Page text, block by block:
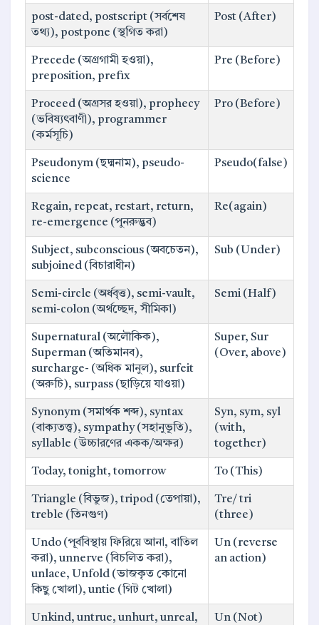
Post (After)
post-dated, postscript (সর্বশেষ
তথ্য), postpone (স্থগিত করা)
Pre (Before)
Precede (অগ্রগামী হওয়া),
preposition, prefix
Pro (Before)
Proceed (অগ্রসর হওয়া), prophecy
(ভবিষ্যৎবাণী), programmer
(কর্মসূচি)
Pseudo(false)
Pseudonym (ছদ্মনাম), pseudo-
science
Re(again)
Regain, repeat, restart, return,
re-emergence (পুনরুদ্ভব)
Sub (Under)
Subject, subconscious (অবচেতন),
subjoined (বিচারাধীন)
Semi (Half)
Semi-circle (অর্ধবৃত্ত), semi-vault,
semi-colon (অর্থচ্ছেদ, সীমিকা)
Super, Sur
(Over, above)
Supernatural (অলৌকিক),
Superman (অতিমানব),
surcharge- (অধিক মানুল), surfeit
(অরুচি), surpass (ছাড়িয়ে যাওয়া)
Syn, sym, syl
(with,
together)
Synonym (সমার্থক শব্দ), syntax
(বাক্যতত্ত্ব), sympathy (সহানুভূতি),
syllable (উচ্চারণের একক/অক্ষর)
To (This)
Today, tonight, tomorrow
Tre/ tri
(three)
Triangle (বিভুজ), tripod (তেপায়া),
treble (তিনগুণ)
Un (reverse
an action)
Undo (পূর্ববিস্থায় ফিরিয়ে আনা, বাতিল
করা), unnerve (বিচলিত করা),
unlace, Unfold (ভাজকৃত কোনো
কিছু খোলা), untie (গিট খোলা)
Un (Not)
Unkind, untrue, unhurt, unreal,